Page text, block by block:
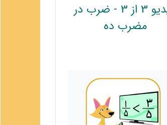
ویدیو 3 از 3 - ضرب در
مضرب ده